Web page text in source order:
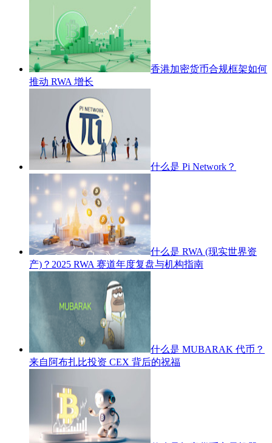
香港加密货币合规框架如何
推动 RWA 增长
什么是 Pi Network？
什么是 RWA (现实世界资
产)？2025 RWA 赛道年度复盘与机构指南
什么是 MUBARAK 代币？
来自阿布扎比投资 CEX 背后的祝福